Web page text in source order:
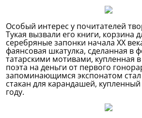
Особый интерес у почитателей
Тукая вызвали его книги, корзина
серебряные запонки начала ХХ
фаянсовая шкатулка, сделанная в
татарскими мотивами, купленная
поэта на деньги от первого
запоминающимся экспонатом
стакан для карандашей,
году.